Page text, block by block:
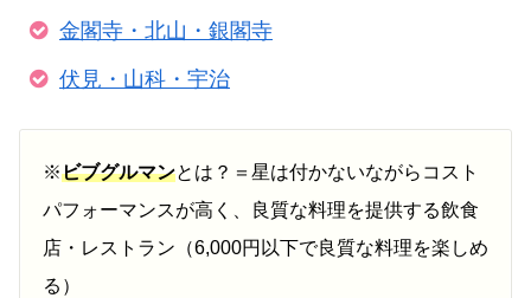
金閣寺・北山・銀閣寺
伏見・山科・宇治
※ビブグルマンとは？＝星は付かないながらコスト
パフォーマンスが高く、良質な料理を提供する飲食
店・レストラン（6,000円以下で良質な料理を楽しめ
る）